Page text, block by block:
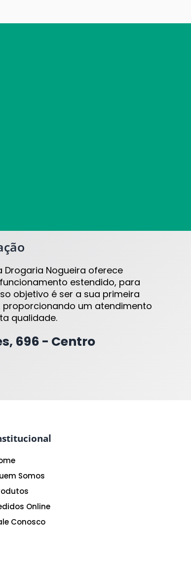
Nogueira oferece
estendido, para
objetivo é ser a sua primeira
um atendimento
qualidade.
696 - Centro
Somos
Online
Conosco